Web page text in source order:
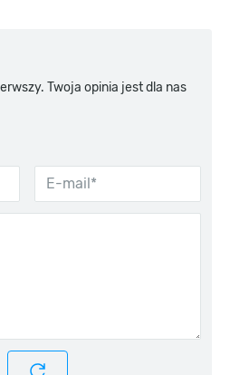
Twoja opinia jest dla nas